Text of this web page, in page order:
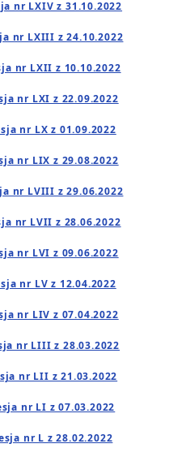
nr LXIV z 31.10.2022
nr LXIII z 24.10.2022
nr LXII z 10.10.2022
nr LXI z 22.09.2022
nr LX z 01.09.2022
nr LIX z 29.08.2022
nr LVIII z 29.06.2022
nr LVII z 28.06.2022
nr LVI z 09.06.2022
nr LV z 12.04.2022
nr LIV z 07.04.2022
nr LIII z 28.03.2022
nr LII z 21.03.2022
nr LI z 07.03.2022
nr L z 28.02.2022